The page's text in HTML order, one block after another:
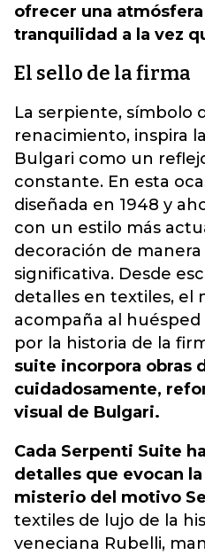
ofrecer una
tranquilidad a la vez
El sello de la firma
La serpiente, símbolo
renacimiento, inspira
Bulgari como un
constante. En esta
diseñada en 1948 y
con un estilo más
decoración de
significativa. Desde
detalles en textiles, el
acompaña al
por la historia de la
suite incorpora obras
cuidadosamente,
visual de Bulgari.
Cada Serpenti Suite
detalles que evocan la
misterio del motivo
textiles de lujo de la
veneciana Rubelli,